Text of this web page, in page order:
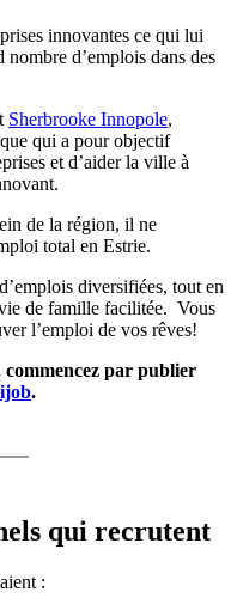
innovantes ce qui lui
d’emplois dans des
Sherbrooke Innopole,
qui a pour objectif
et d’aider la ville à
de la région, il ne
total en Estrie.
diversifiées, tout en
de famille facilitée. Vous
l’emploi de vos rêves!
par publier
.
qui recrutent
: